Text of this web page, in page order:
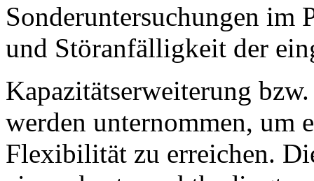
Sonderuntersuchungen im
und Störanfälligkeit der
Kapazitätserweiterung
werden unternommen, um
Flexibilität zu erreichen.